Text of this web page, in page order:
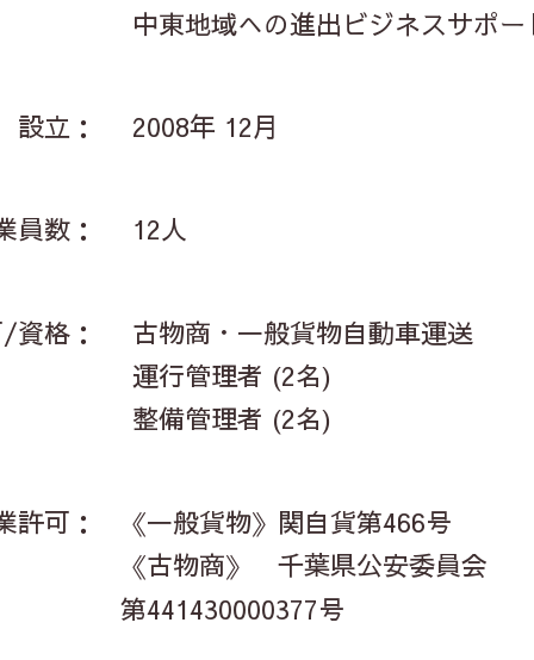
中東地域への進出ビジネスサポー
設立： 2008年 12月
員数： 12人
資格： 古物商・ 一般貨物自動車運送
運行管理者 (2名)
整備管理者 (2名)
許可： 《一般貨物》 関自貨第466号
《古物商》 千葉県公安委員会
第441430000377号